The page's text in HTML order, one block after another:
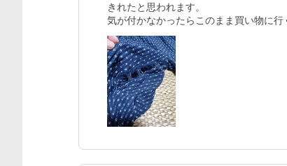
きれたと思われます。
気が付かなかったらこのまま買い物に